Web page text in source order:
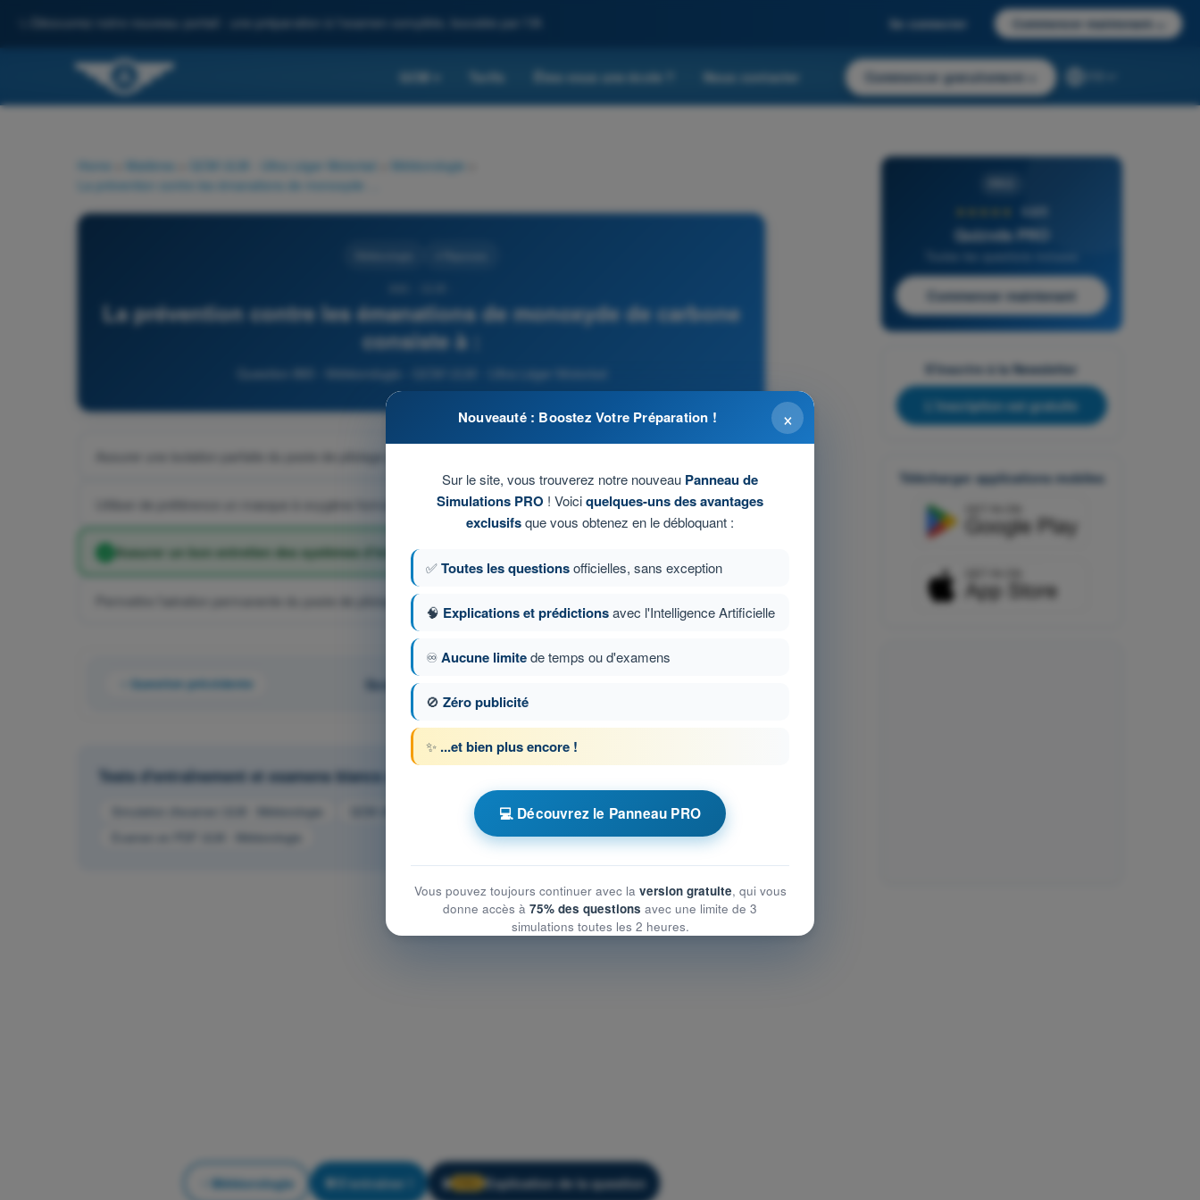
Découvrez notre nouveau portail : une préparation à l'examen complète, boostée par l'IA Se connecter Commencer maintenant
QCM Tarifs Êtes-vous une école ? Nous contacter Commencer gratuitement
Home Matières QCM ULM - Ultra Léger Motorisé Météorologie
La prévention contre les émanations de monoxyde de carbone
consiste à :
Question 860 - Météorologie - QCM ULM - Ultra Léger Motorisé
Assurer une isolation parfaite du poste de pilotage par un arrêt de la ventilation cabine.
Utiliser de préférence un masque à oxygène homologué.
Assurer un bon entretien des systèmes d'échappement et de chauffage de l'aéronef.
Permettre l'aération permanente du poste de pilotage de votre aéronef.
Question précédente Question 81 sur 213
Tests d'entraînement et examens blancs chronométrés QCM ULM - Ultra Léger Motorisé
Simulation d'examen ULM - Météorologie
QCM d'Entraînement ULM - Météorologie
Examen en PDF ULM - Météorologie
Météorologie S'entraîner ! 🔒 Explication de la question
4,6/5
Quizvds PRO
Commencer maintenant
S'inscrire à la Newsletter
L'inscription est gratuite
Télécharger applications mobiles
×
Nouveauté : Boostez Votre Préparation !
Sur le site, vous trouverez notre nouveau Panneau de
Simulations PRO ! Voiciquelques-uns des avantages
exclusifsque vous obtenez en le débloquant :
✅Toutes les questionsofficielles, sans exception
🧠 Explications et prédictionsavec l'Intelligence Artificielle
♾️Aucune limitede temps ou d'examens
🚫 Zéro publicité
✨ ...et bien plus encore !
💻 Découvrez le Panneau PRO
Vous pouvez toujours continuer avec la version gratuite, qui vous
donne accès à 75% des questions avec une limite de 3
simulations toutes les 2 heures.